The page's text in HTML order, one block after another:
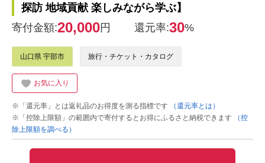
探訪 地域貢献 楽しみながら学ぶ】
寄付金額:20,000円 還元率:30%
山口県 宇部市 旅行・チケット・カタログ
お気に入り
※「還元率」とは返礼品のお得度を測る指標です
（還元率とは）
※「控除上限額」の範囲内で寄付するとお得にふるさと納税できます
（控
除上限額を調べる）